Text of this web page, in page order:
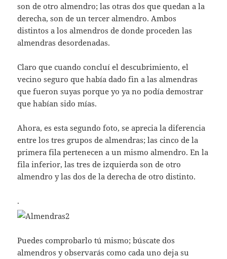
son de otro almendro; las otras dos que quedan a la
derecha, son de un tercer almendro. Ambos
distintos a los almendros de donde proceden las
almendras desordenadas.
Claro que cuando concluí el descubrimiento, el
vecino seguro que había dado fin a las almendras
que fueron suyas porque yo ya no podía demostrar
que habían sido mías.
Ahora, es esta segundo foto, se aprecia la diferencia
entre los tres grupos de almendras; las cinco de la
primera fila pertenecen a un mismo almendro. En la
fila inferior, las tres de izquierda son de otro
almendro y las dos de la derecha de otro distinto.
.
Puedes comprobarlo tú mismo; búscate dos
almendros y observarás como cada uno deja su